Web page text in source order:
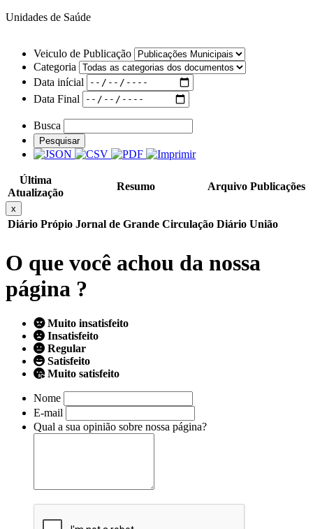
Unidades de Saúde
Veiculo de Publicação
Categoria
Data inícial
Data Final
Busca
Pesquisar
Última
Atualização
Resumo Arquivo Publicações
x
Diário Própio Jornal de Grande Circulação Diário União
O que você achou da nossa
página ?
Muito insatisfeito
Insatisfeito
Regular
Satisfeito
Muito satisfeito
Nome
E-mail
Qual a sua opinião sobre nossa página?